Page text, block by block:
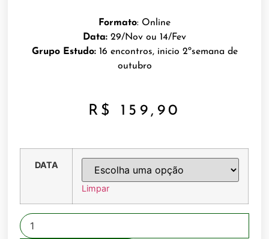
Formato: Online
Data: 29/Nov ou 14/Fev
Grupo Estudo: 16 encontros, inicio 2ºsemana de
outubro
R$ 159,90
DATA
Limpar